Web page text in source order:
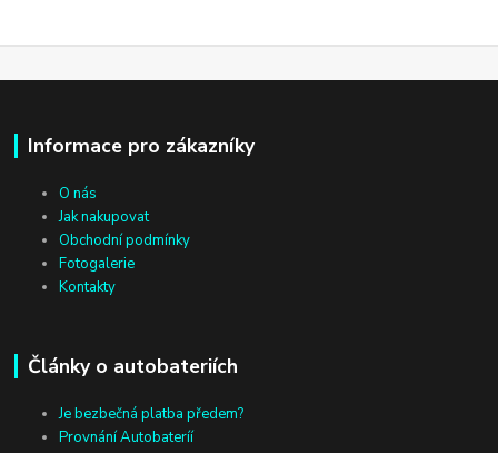
Informace pro zákazníky
O nás
Jak nakupovat
Obchodní podmínky
Fotogalerie
Kontakty
Články o autobateriích
Je bezbečná platba předem?
Provnání Autobateríí